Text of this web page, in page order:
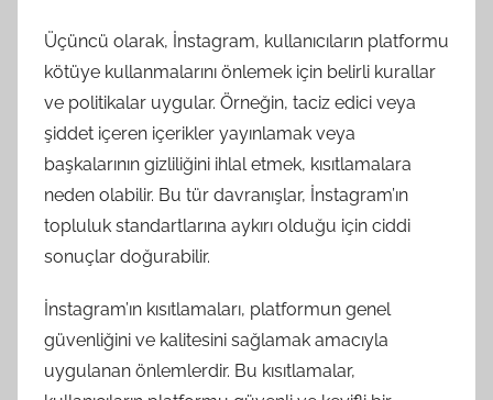
Üçüncü olarak, İnstagram, kullanıcıların platformu
kötüye kullanmalarını önlemek için belirli kurallar
ve politikalar uygular. Örneğin, taciz edici veya
şiddet içeren içerikler yayınlamak veya
başkalarının gizliliğini ihlal etmek, kısıtlamalara
neden olabilir. Bu tür davranışlar, İnstagram’ın
topluluk standartlarına aykırı olduğu için ciddi
sonuçlar doğurabilir.
İnstagram’ın kısıtlamaları, platformun genel
güvenliğini ve kalitesini sağlamak amacıyla
uygulanan önlemlerdir. Bu kısıtlamalar,